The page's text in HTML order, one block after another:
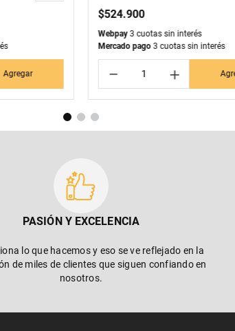
Agregar
$524.900
Webpay3 cuotas sin interés
Mercado pago3 cuotas sin interés
＋
－
PASIÓN Y EXCELENCIA
lo que hacemos y eso se ve reflejado en la
de miles de clientes que siguen confiando en
nosotros.